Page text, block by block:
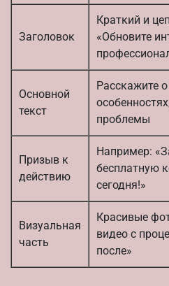
Заголовок
Краткий и
«Обновите
Основной
текст
Расскажите
проблемы
Призыв к
действию
Например:
бесплатную
сегодня!»
Визуальная
часть
Красивые
видео с
после»